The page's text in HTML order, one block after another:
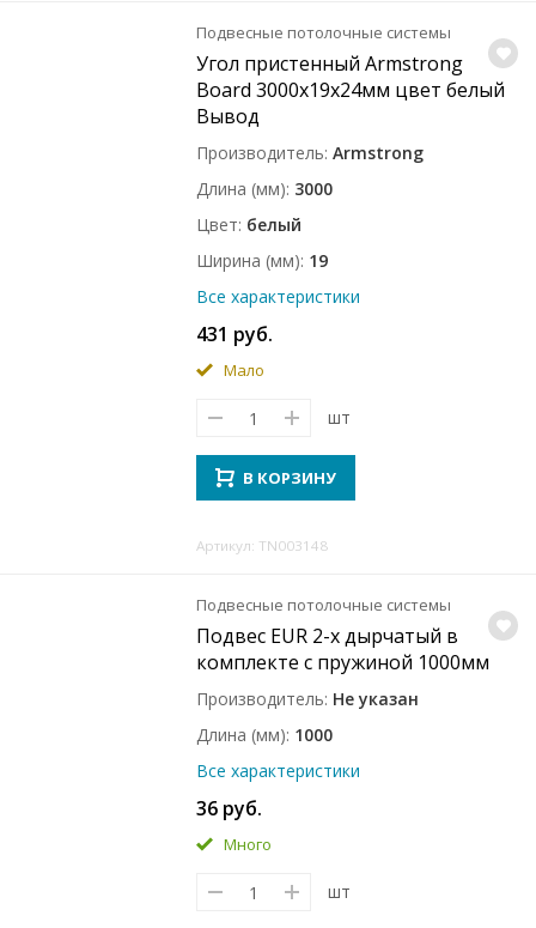
Подвесные потолочные системы
Угол пристенный Armstrong
Board 3000x19x24мм цвет белый
Вывод
Производитель Armstrong
Длина (мм) 3000
Цвет белый
Ширина (мм) 19
Все характеристики
431 руб.
Мало
шт
В КОРЗИНУ
Артикул: TN003148
Подвесные потолочные системы
Подвес EUR 2-х дырчатый в
комплекте с пружиной 1000мм
Производитель Не указан
Длина (мм) 1000
Все характеристики
36 руб.
Много
шт